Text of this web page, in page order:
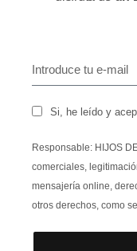
Si, he leído y
Responsable: HIJOS
comerciales,
mensajería online,
otros derechos, como